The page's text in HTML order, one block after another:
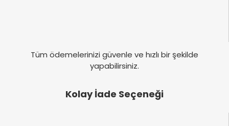
Tüm ödemelerinizi güvenle ve hızlı bir şekilde
yapabilirsiniz.
Kolay İade Seçeneği